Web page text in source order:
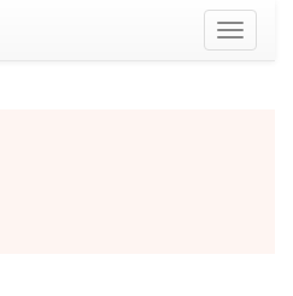
Toggle